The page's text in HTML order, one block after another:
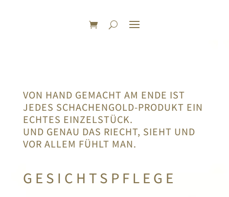
VON HAND GEMACHT AM ENDE IST
JEDES SCHACHENGOLD-PRODUKT EIN
ECHTES EINZELSTÜCK.
UND GENAU DAS RIECHT, SIEHT UND
VOR ALLEM FÜHLT MAN.
GESICHTSPFLEGE